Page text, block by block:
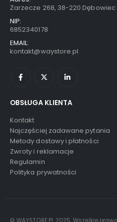
Zarzecze 268, 38-220 Dębowiec
NIP:
6852340178
EMAIL:
kontakt@waystore.pl
OBSŁUGA KLIENTA
Kontakt
Najczęściej zadawane pytania
Metody dostawy i płatności
Zwroty i reklamacje
Regulamin
Polityka prywatności
© WAYSTORE.PL 2025. Wszelkie